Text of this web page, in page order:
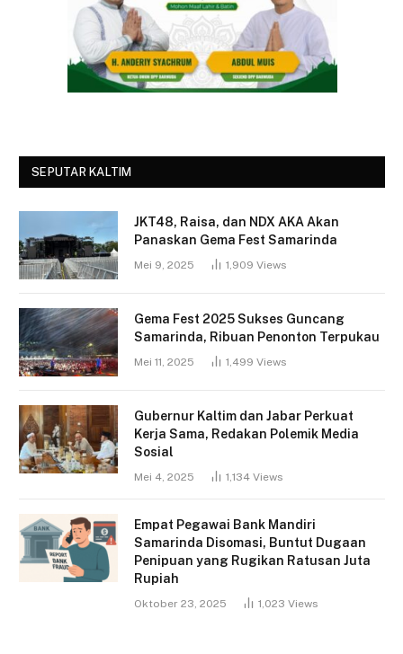
SEPUTAR KALTIM
JKT48, Raisa, dan NDX AKA Akan
Panaskan Gema Fest Samarinda
Mei 9, 2025 1,909 Views
Gema Fest 2025 Sukses Guncang
Samarinda, Ribuan Penonton Terpukau
Mei 11, 2025 1,499 Views
Gubernur Kaltim dan Jabar Perkuat
Kerja Sama, Redakan Polemik Media
Sosial
Mei 4, 2025 1,134 Views
Empat Pegawai Bank Mandiri
Samarinda Disomasi, Buntut Dugaan
Penipuan yang Rugikan Ratusan Juta
Rupiah
Oktober 23, 2025 1,023 Views